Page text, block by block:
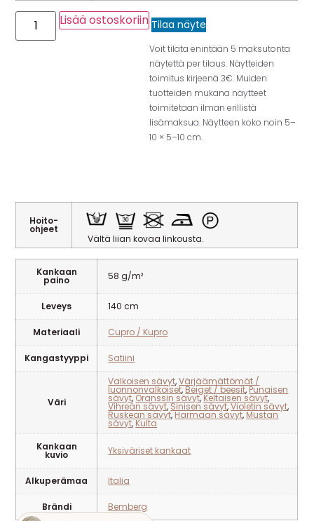
Lisää ostoskoriin Tilaa näyte
Voit tilata enintään 5 maksutonta
näytettä per tilaus. Näytteiden
toimitus kirjeenä 3€. Muiden
tuotteiden mukana näytteet
toimitetaan ilman erillistä
lisämaksua. Näytteen koko noin 5–
10 × 5–10 cm.
Hoito-
ohjeet
Vältä liian kovaa linkousta.
Kankaan
paino 58 g/m²
Leveys 140 cm
Materiaali Cupro / Kupro
Kangastyyppi Satiini
Väri
Valkoisen sävyt,Värjäämättömät /
luonnonvalkoiset,Beiget / beesit,Punaisen
sävyt,Oranssin sävyt,Keltaisen sävyt,
Vihreän sävyt,Sinisen sävyt,Violetin sävyt,
Ruskean sävyt,Harmaan sävyt,Mustan
sävyt,Kulta
Kankaan
kuvio Yksiväriset kankaat
Alkuperämaa Italia
Brändi
Bemberg